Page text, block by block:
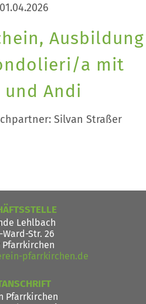
Ausbildung
a mit
und Andi
Silvan Straßer
Lehlbach
Str. 26
Pfarrkirchen
pfarrkirchen.de
Pfarrkirchen